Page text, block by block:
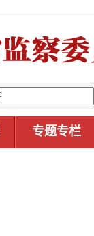
专题专栏